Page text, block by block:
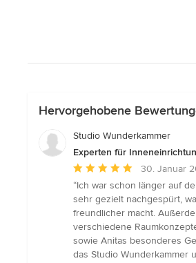
Hervorgehobene
Studio Wunderkammer
Experten für
Durchschnittliche
Bewertung:
5
von
5
Sternen
30. Januar
“Ich war schon länger auf
sehr gezielt nachgespürt,
freundlicher macht.
verschiedene
sowie Anitas besonderes
das Studio Wunderkammer